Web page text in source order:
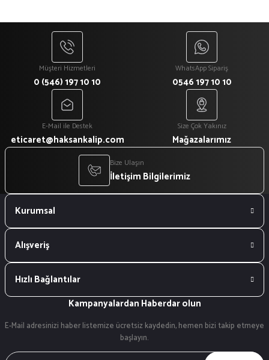
Müşteri Hizmetleri
0 (546) 197 10 10
WhatsApp Sipariş
0546 197 10 10
E-Mail ile Destek
eticaret@haksankalip.com
Size Çok Yakınız
Mağazalarımız
Bize Ulaşın
İletişim Bilgilerimiz
Kurumsal
Alışveriş
Hızlı Bağlantılar
Kampanyalardan Haberdar olun
E-Mail adresinizi haber listemize ücretsiz kaydedin, hemen bizi takip etmeye
başlayın.